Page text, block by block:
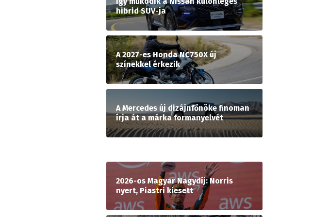
hibrid SUV-ja
A 2027-es Honda NC750X új
színekkel érkezik
A Mercedes új dizájnfőnöke finoman
írja át a márka formanyelvét
2026-os Magyar Nagydíj: Norris
nyert, Piastri kiesett